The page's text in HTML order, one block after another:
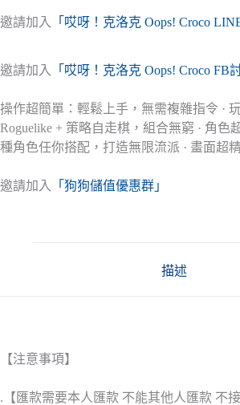
NT$30
到
邀請加入 「哎呀！克洛克 Oops! Croco
邀請加入 「哎呀！克洛克 Oops! Croco FB
操作超簡單：輕鬆上手，無需複雜指令 ·
Roguelike + 策略自走棋，組合無窮 · 角色
種角色任你搭配，打造無限流派 · 畫面超
邀請加入 「狗狗儲值優惠群」
描述
【注意事項】
.【匯款需要本人匯款 不能其他人匯款 不接